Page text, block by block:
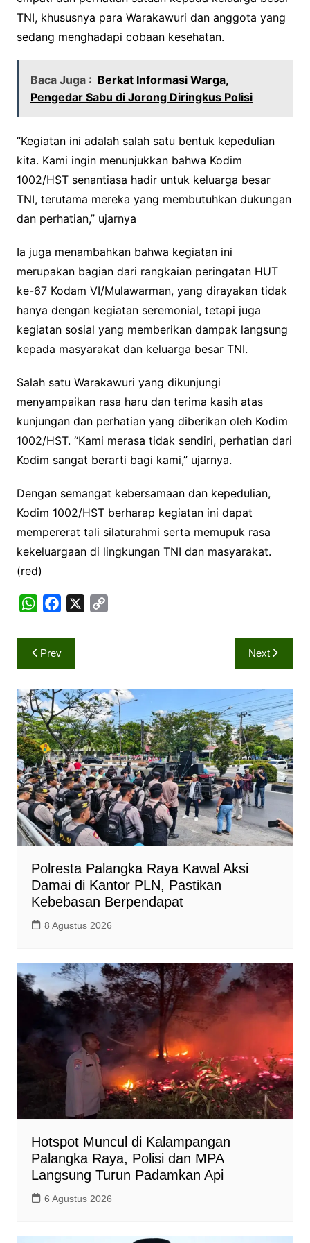
TNI, khususnya para Warakawuri dan anggota yang
sedang menghadapi cobaan kesehatan.
Baca Juga : Berkat Informasi Warga,
Pengedar Sabu di Jorong Diringkus Polisi
“Kegiatan ini adalah salah satu bentuk kepedulian
kita. Kami ingin menunjukkan bahwa Kodim
1002/HST senantiasa hadir untuk keluarga besar
TNI, terutama mereka yang membutuhkan dukungan
dan perhatian,” ujarnya
Ia juga menambahkan bahwa kegiatan ini
merupakan bagian dari rangkaian peringatan HUT
ke-67 Kodam VI/Mulawarman, yang dirayakan tidak
hanya dengan kegiatan seremonial, tetapi juga
kegiatan sosial yang memberikan dampak langsung
kepada masyarakat dan keluarga besar TNI.
Salah satu Warakawuri yang dikunjungi
menyampaikan rasa haru dan terima kasih atas
kunjungan dan perhatian yang diberikan oleh Kodim
1002/HST. “Kami merasa tidak sendiri, perhatian dari
Kodim sangat berarti bagi kami,” ujarnya.
Dengan semangat kebersamaan dan kepedulian,
Kodim 1002/HST berharap kegiatan ini dapat
mempererat tali silaturahmi serta memupuk rasa
kekeluargaan di lingkungan TNI dan masyarakat.
(red)
W
a
t
A
p
p
c
e
o
o
k
i
n
k
Navigasi
pos
Prev Next
Polresta Palangka Raya Kawal Aksi
Damai di Kantor PLN, Pastikan
Kebebasan Berpendapat
8 Agustus 2026
Hotspot Muncul di Kalampangan
Palangka Raya, Polisi dan MPA
Langsung Turun Padamkan Api
6 Agustus 2026